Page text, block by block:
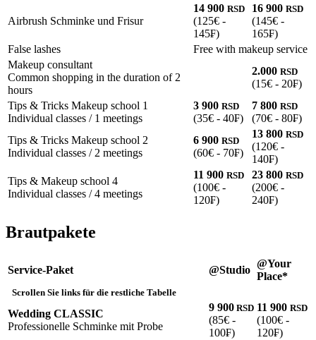
Airbrush Schminke und Frisur
14 900 RSD
(125€ -
145₣)
16 900 RSD
(145€ -
165₣)
False lashes
Free with makeup service
Makeup consultant
Common shopping in the duration of 2
hours
2.000 RSD
(15€ - 20₣)
Tips & Tricks Makeup school 1
Individual classes / 1 meetings
3 900 RSD
(35€ - 40₣)
7 800 RSD
(70€ - 80₣)
Tips & Tricks Makeup school 2
Individual classes / 2 meetings
6 900 RSD
(60€ - 70₣)
13 800 RSD
(120€ -
140₣)
Tips & Makeup school 4
Individual classes / 4 meetings
11 900 RSD
(100€ -
120₣)
23 800 RSD
(200€ -
240₣)
Brautpakete
Service-Paket @Studio
@Your
Place*
Scrollen Sie links für die restliche Tabelle
Wedding CLASSIC
Professionelle Schminke mit Probe
9 900 RSD
(85€ -
100₣)
11 900 RSD
(100€ -
120₣)